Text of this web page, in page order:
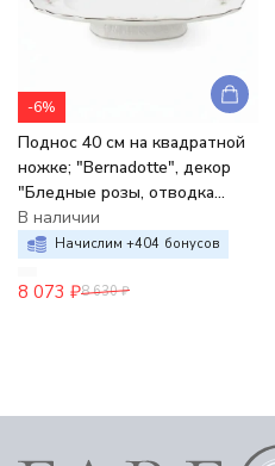
-6%
Поднос 40 см на квадратной
ножке; "Bernadotte", декор
"Бледные розы, отводка
платина",
В наличии
Начислим +404 бонусов
8 073 ₽8 630 ₽